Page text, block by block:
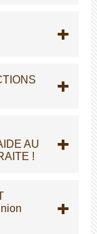
AU
!